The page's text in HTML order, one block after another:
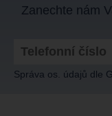
Zanechte nám
Správa os. údajů dle